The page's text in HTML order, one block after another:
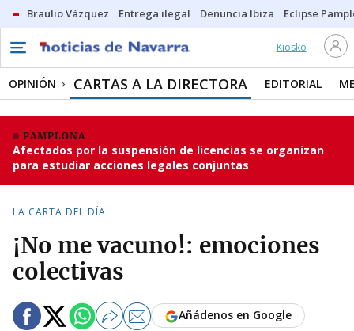
Braulio Vázquez Entrega ilegal Denuncia Ibiza Eclipse
Kiosko
OPINIÓN CARTAS A LA DIRECTORA EDITORIAL
PAMPLONA
Afectados por la suspensión de licencias se organizan
para estudiar acciones legales conjuntas
LA CARTA DEL DÍA
¡No me vacuno!: emociones
colectivas
Añádenos en Google